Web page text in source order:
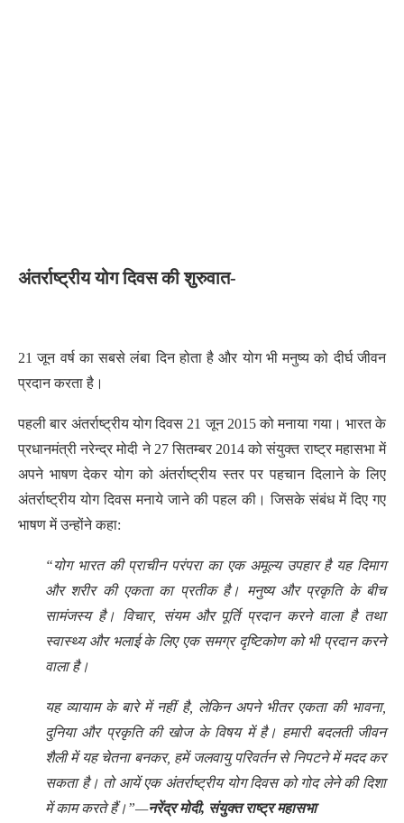
अंतर्राष्ट्रीय योग दिवस की शुरुवात-
21 जून वर्ष का सबसे लंबा दिन होता है और योग भी मनुष्य को दीर्घ जीवन
प्रदान करता है।
पहली बार अंतर्राष्ट्रीय योग दिवस 21 जून 2015 को मनाया गया। भारत के
प्रधानमंत्री नरेन्द्र मोदी ने 27 सितम्बर 2014 को संयुक्त राष्ट्र महासभा में
अपने भाषण देकर योग को अंतर्राष्ट्रीय स्तर पर पहचान दिलाने के लिए
अंतर्राष्ट्रीय योग दिवस मनाये जाने की पहल की। जिसके संबंध में दिए गए
भाषण में उन्होंने कहा:
“योग भारत की प्राचीन परंपरा का एक अमूल्य उपहार है यह दिमाग
और शरीर की एकता का प्रतीक है। मनुष्य और प्रकृति के बीच
सामंजस्य है। विचार, संयम और पूर्ति प्रदान करने वाला है तथा
स्वास्थ्य और भलाई के लिए एक समग्र दृष्टिकोण को भी प्रदान करने
वाला है।
यह व्यायाम के बारे में नहीं है, लेकिन अपने भीतर एकता की भावना,
दुनिया और प्रकृति की खोज के विषय में है। हमारी बदलती जीवन
शैली में यह चेतना बनकर, हमें जलवायु परिवर्तन से निपटने में मदद कर
सकता है। तो आयें एक अंतर्राष्ट्रीय योग दिवस को गोद लेने की दिशा
में काम करते हैं।”—नरेंद्र मोदी, संयुक्त राष्ट्र महासभा